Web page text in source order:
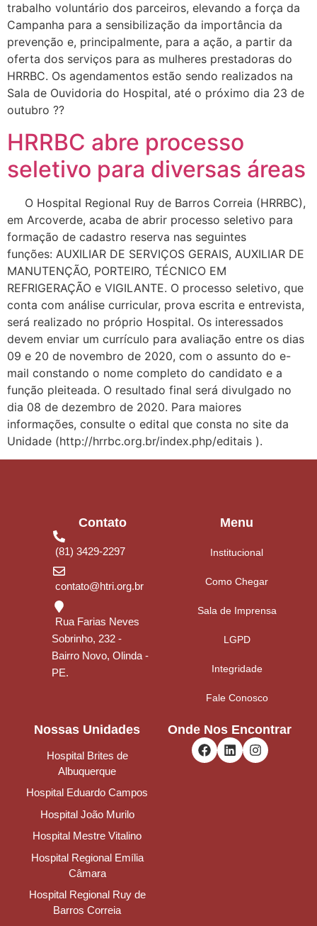
trabalho voluntário dos parceiros, elevando a força da
Campanha para a sensibilização da importância da
prevenção e, principalmente, para a ação, a partir da
oferta dos serviços para as mulheres prestadoras do
HRRBC. Os agendamentos estão sendo realizados na
Sala de Ouvidoria do Hospital, até o próximo dia 23 de
outubro ??
HRRBC abre processo
seletivo para diversas áreas
O Hospital Regional Ruy de Barros Correia (HRRBC),
em Arcoverde, acaba de abrir processo seletivo para
formação de cadastro reserva nas seguintes
funções: AUXILIAR DE SERVIÇOS GERAIS, AUXILIAR DE
MANUTENÇÃO, PORTEIRO, TÉCNICO EM
REFRIGERAÇÃO e VIGILANTE. O processo seletivo, que
conta com análise curricular, prova escrita e entrevista,
será realizado no próprio Hospital. Os interessados
devem enviar um currículo para avaliação entre os dias
09 e 20 de novembro de 2020, com o assunto do e-
mail constando o nome completo do candidato e a
função pleiteada. O resultado final será divulgado no
dia 08 de dezembro de 2020. Para maiores
informações, consulte o edital que consta no site da
Unidade (http://hrrbc.org.br/index.php/editais ).
Contato
(81) 3429-2297
contato@htri.org.br
Rua Farias Neves
Sobrinho, 232 -
Bairro Novo, Olinda -
PE.
Menu
Institucional
Como Chegar
Sala de Imprensa
LGPD
Integridade
Fale Conosco
Nossas Unidades
Hospital Brites de
Albuquerque
Hospital Eduardo Campos
Hospital João Murilo
Hospital Mestre Vitalino
Hospital Regional Emília
Câmara
Hospital Regional Ruy de
Barros Correia
Onde Nos Encontrar